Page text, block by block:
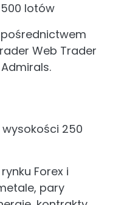
lotów
Web Trader
250
Forex i
pary